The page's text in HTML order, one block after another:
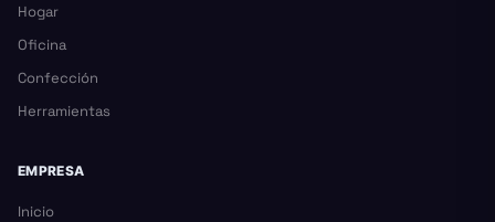
Hogar
Oficina
Confección
Herramientas
EMPRESA
Inicio